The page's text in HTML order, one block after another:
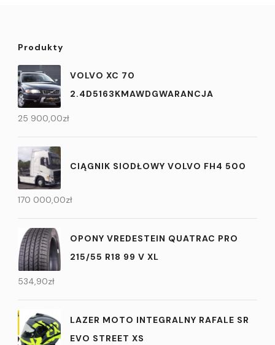
Produkty
VOLVO XC 70
2.4D5163KMAWDGWARANCJA
25 900,00zł
CIĄGNIK SIODŁOWY VOLVO FH4 500
170 000,00zł
OPONY VREDESTEIN QUATRAC PRO
215/55 R18 99 V XL
534,90zł
LAZER MOTO INTEGRALNY RAFALE SR
EVO STREET XS